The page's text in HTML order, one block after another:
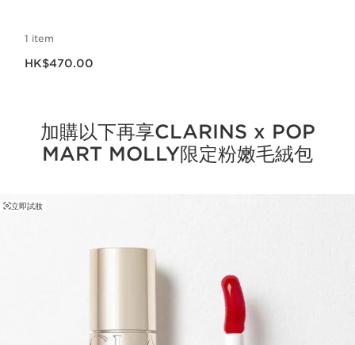
1 item
HK$470.00
加購以下再享CLARINS x POP
MART MOLLY限定粉嫩毛絨包
跳至內容
立即試妝